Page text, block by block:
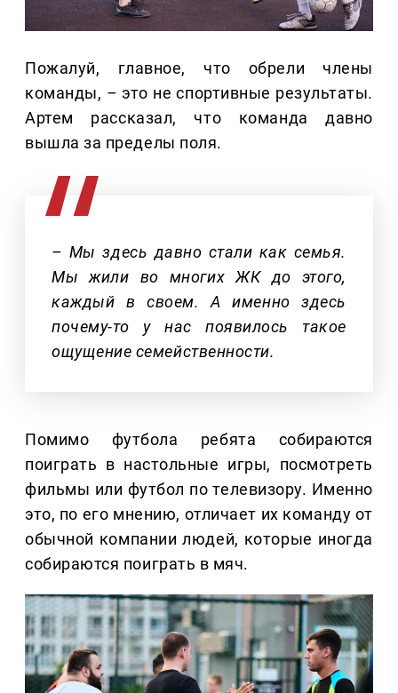
Пожалуй, главное, что обрели члены
команды, – это не спортивные результаты.
Артем рассказал, что команда давно
вышла за пределы поля.
– Мы здесь давно стали как семья.
Мы жили во многих ЖК до этого,
каждый в своем. А именно здесь
почему-то у нас появилось такое
ощущение семейственности.
Помимо футбола ребята собираются
поиграть в настольные игры, посмотреть
фильмы или футбол по телевизору. Именно
это, по его мнению, отличает их команду от
обычной компании людей, которые иногда
собираются поиграть в мяч.